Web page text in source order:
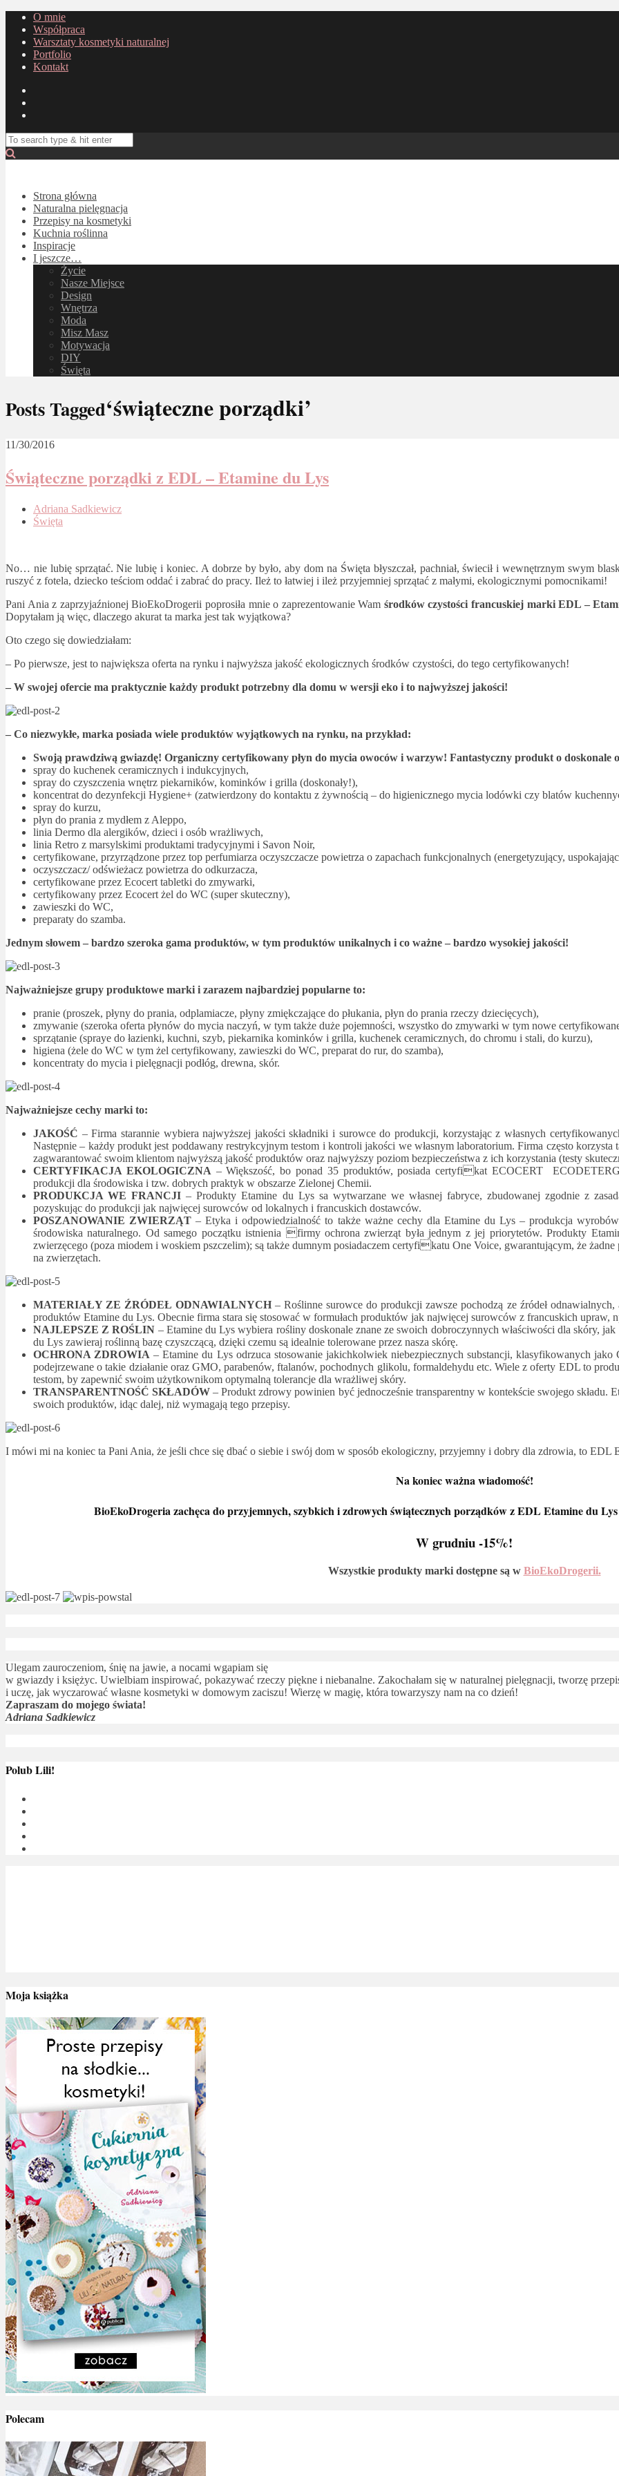
O mnie
Współpraca
Warsztaty kosmetyki naturalnej
Portfolio
Kontakt
Strona główna
Naturalna pielęgnacja
Przepisy na kosmetyki
Kuchnia roślinna
Inspiracje
I jeszcze…
Życie
Nasze Miejsce
Design
Wnętrza
Moda
Misz Masz
Motywacja
DIY
Święta
Posts Tagged‘świąteczne porządki’
11/30/2016
Świąteczne porządki z EDL – Etamine du Lys
Adriana Sadkiewicz
Święta
No… nie lubię sprzątać. Nie lubię i koniec. A dobrze by było, aby dom na Święta błyszczał, pachniał, świecił i wewnętrznym swym
ruszyć z fotela, dziecko teściom oddać i zabrać do pracy. Ileż to łatwiej i ileż przyjemniej sprzątać z małymi, ekologicznymi pomocnikami!
Pani Ania z zaprzyjaźnionej BioEkoDrogerii poprosiła mnie o zaprezentowanie Wam środków czystości francuskiej marki EDL –
Dopytałam ją więc, dlaczego akurat ta marka jest tak wyjątkowa?
Oto czego się dowiedziałam:
– Po pierwsze, jest to największa oferta na rynku i najwyższa jakość ekologicznych środków czystości, do tego certyfikowanych!
– W swojej ofercie ma praktycznie każdy produkt potrzebny dla domu w wersji eko i to najwyższej jakości!
– Co niezwykłe, marka posiada wiele produktów wyjątkowych na rynku, na przykład:
Swoją prawdziwą gwiazdę! Organiczny certyfikowany płyn do mycia owoców i warzyw! Fantastyczny produkt o doskonale
spray do kuchenek ceramicznych i indukcyjnych,
spray do czyszczenia wnętrz piekarników, kominków i grilla (doskonały!),
koncentrat do dezynfekcji Hygiene+ (zatwierdzony do kontaktu z żywnością – do higienicznego mycia lodówki czy blatów
spray do kurzu,
płyn do prania z mydłem z Aleppo,
linia Dermo dla alergików, dzieci i osób wrażliwych,
linia Retro z marsylskimi produktami tradycyjnymi i Savon Noir,
certyfikowane, przyrządzone przez top perfumiarza oczyszczacze powietrza o zapachach funkcjonalnych (energetyzujący,
oczyszczacz/ odświeżacz powietrza do odkurzacza,
certyfikowane przez Ecocert tabletki do zmywarki,
certyfikowany przez Ecocert żel do WC (super skuteczny),
zawieszki do WC,
preparaty do szamba.
Jednym słowem – bardzo szeroka gama produktów, w tym produktów unikalnych i co ważne – bardzo wysokiej jakości!
Najważniejsze grupy produktowe marki i zarazem najbardziej popularne to:
pranie (proszek, płyny do prania, odplamiacze, płyny zmiękczające do płukania, płyn do prania rzeczy dziecięcych),
zmywanie (szeroka oferta płynów do mycia naczyń, w tym także duże pojemności, wszystko do zmywarki w tym nowe
sprzątanie (spraye do łazienki, kuchni, szyb, piekarnika kominków i grilla, kuchenek ceramicznych, do chromu i stali, do kurzu),
higiena (żele do WC w tym żel certyfikowany, zawieszki do WC, preparat do rur, do szamba),
koncentraty do mycia i pielęgnacji podłóg, drewna, skór.
Najważniejsze cechy marki to:
JAKOŚĆ – Firma starannie wybiera najwyższej jakości składniki i surowce do produkcji, korzystając z własnych
Następnie – każdy produkt jest poddawany restrykcyjnym testom i kontroli jakości we własnym laboratorium. Firma często
zagwarantować swoim klientom najwyższą jakość produktów oraz najwyższy poziom bezpieczeństwa z ich korzystania (testy
CERTYFIKACJA EKOLOGICZNA – Większość, bo ponad 35 produktów, posiada certyfikat ECOCERT
produkcji dla środowiska i tzw. dobrych praktyk w obszarze Zielonej Chemii.
PRODUKCJA WE FRANCJI – Produkty Etamine du Lys sa wytwarzane we własnej fabryce, zbudowanej zgodnie z
pozyskując do produkcji jak najwięcej surowców od lokalnych i francuskich dostawców.
POSZANOWANIE ZWIERZĄT – Etyka i odpowiedzialność to także ważne cechy dla Etamine du Lys – produkcja
środowiska naturalnego. Od samego początku istnienia firmy ochrona zwierząt była jednym z jej priorytetów. Produkty
zwierzęcego (poza miodem i woskiem pszczelim); są także dumnym posiadaczem certyfikatu One Voice, gwarantującym, że
na zwierzętach.
MATERIAŁY ZE ŹRÓDEŁ ODNAWIALNYCH – Roślinne surowce do produkcji zawsze pochodzą ze źródeł
produktów Etamine du Lys. Obecnie firma stara się stosować w formułach produktów jak najwięcej surowców z francuskich upraw,
NAJLEPSZE Z ROŚLIN – Etamine du Lys wybiera rośliny doskonale znane ze swoich dobroczynnych właściwości dla skóry,
du Lys zawieraj roślinną bazę czyszczącą, dzięki czemu są idealnie tolerowane przez nasza skórę.
OCHRONA ZDROWIA – Etamine du Lys odrzuca stosowanie jakichkolwiek niebezpiecznych substancji, klasyfikowanych
podejrzewane o takie działanie oraz GMO, parabenów, ftalanów, pochodnych glikolu, formaldehydu etc. Wiele z oferty EDL to
testom, by zapewnić swoim użytkownikom optymalną tolerancje dla wrażliwej skóry.
TRANSPARENTNOŚĆ SKŁADÓW – Produkt zdrowy powinien być jednocześnie transparentny w kontekście swojego składu.
swoich produktów, idąc dalej, niż wymagają tego przepisy.
I mówi mi na koniec ta Pani Ania, że jeśli chce się dbać o siebie i swój dom w sposób ekologiczny, przyjemny i dobry dla zdrowia, to
Na koniec ważna wiadomość!
BioEkoDrogeria zachęca do przyjemnych, szybkich i zdrowych świątecznych porządków z EDL Etamine du
W grudniu -15%!
Wszystkie produkty marki dostępne są w BioEkoDrogerii.
Ulegam zauroczeniom, śnię na jawie, a nocami wgapiam się
w gwiazdy i księżyc. Uwielbiam inspirować, pokazywać rzeczy piękne i niebanalne. Zakochałam się w naturalnej pielęgnacji, tworzę
i uczę, jak wyczarować własne kosmetyki w domowym zaciszu! Wierzę w magię, która towarzyszy nam na co dzień!
Zapraszam do mojego świata!
Adriana Sadkiewicz
Polub Lili!
Moja książka
Polecam